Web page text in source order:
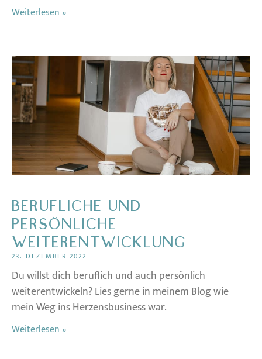
Weiterlesen »
BERUFLICHE UND
PERSÖNLICHE
WEITERENTWICKLUNG
23. DEZEMBER 2022
Du willst dich beruflich und auch persönlich
weiterentwickeln? Lies gerne in meinem Blog wie
mein Weg ins Herzensbusiness war.
Weiterlesen »